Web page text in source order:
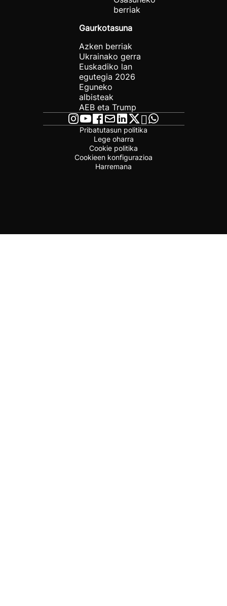
berriak
Gaurkotasuna
Azken berriak
Ukrainako gerra
Euskadiko lan
egutegia 2026
Eguneko
albisteak
AEB eta Trump
Pribatutasun politika
Lege oharra
Cookie politika
Cookieen konfigurazioa
Harremana